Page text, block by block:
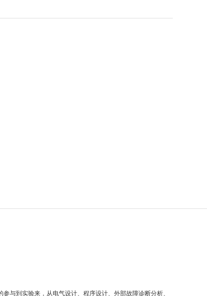
与到实验来，从电气设计、程序设计、外部故障诊断分析、